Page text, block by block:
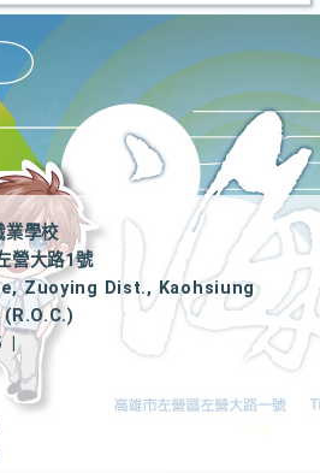
業學校
營大路1號
Zuoying Dist., Kaohsiung
|